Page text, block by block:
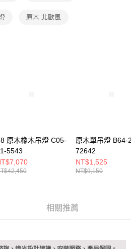
消之訂單仍視為有效，需透過AFTEE先享
款等相關疑問，請聯繫「AFTEE先享後付
將依據個別帳號之用戶狀況，依本公司即
有額度不足之情形，本公司將視審查結果
原木 北歐風
原木橡木吊燈 C05-
5543
原木單吊燈 B64-
72642
NT$1,525
NT$9,150
相關推薦